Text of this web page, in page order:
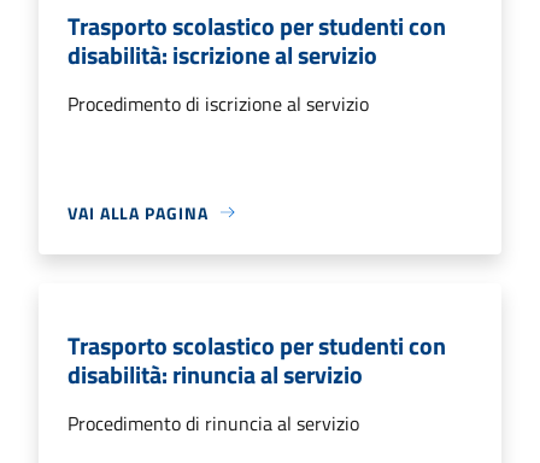
Trasporto scolastico per studenti con
disabilità: iscrizione al servizio
Procedimento di iscrizione al servizio
VAI ALLA PAGINA
Trasporto scolastico per studenti con
disabilità: rinuncia al servizio
Procedimento di rinuncia al servizio